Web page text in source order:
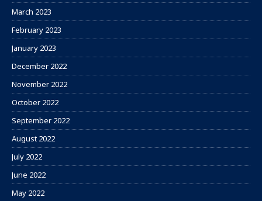
March 2023
February 2023
January 2023
December 2022
November 2022
October 2022
September 2022
August 2022
July 2022
June 2022
May 2022